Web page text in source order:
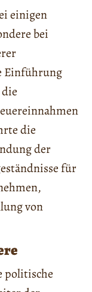
einigen
bei
Einführung
die
der
für
von
politische